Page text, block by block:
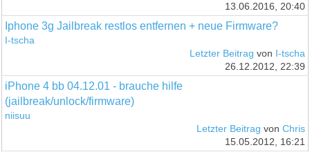
13.06.2016, 20:40
Iphone 3g Jailbreak restlos entfernen + neue Firmware?
I-tscha
Letzter Beitrag von I-tscha
26.12.2012, 22:39
iPhone 4 bb 04.12.01 - brauche hilfe
(jailbreak/unlock/firmware)
niisuu
Letzter Beitrag von Chris
15.05.2012, 16:21